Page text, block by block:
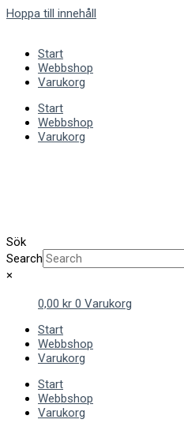
Hoppa till innehåll
Start
Webbshop
Varukorg
Start
Webbshop
Varukorg
Sök
Search
×
0,00 kr 0 Varukorg
Start
Webbshop
Varukorg
Start
Webbshop
Varukorg